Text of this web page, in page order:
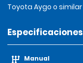
Toyota Aygo o similar
Especificaciones
Manual